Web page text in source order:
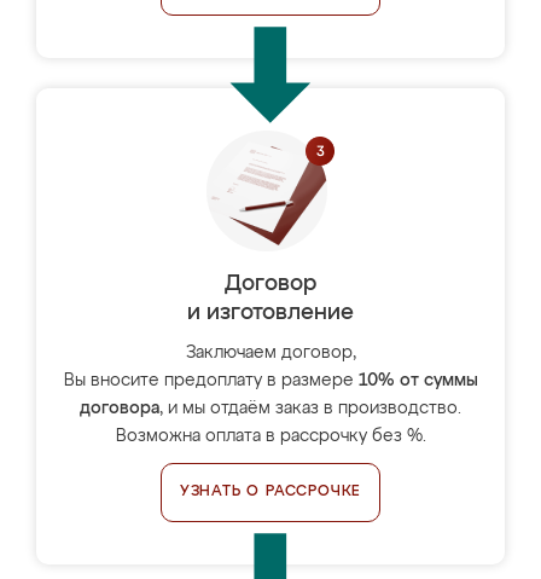
Договор
и изготовление
Заключаем договор,
Вы вносите предоплату в размере 10% от суммы
договора, и мы отдаём заказ в производство.
Возможна оплата в рассрочку без %.
УЗНАТЬ О РАССРОЧКЕ